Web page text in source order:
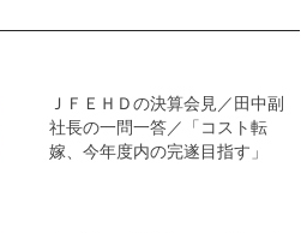
ＪＦＥＨＤの決算会見／田中副
社長の一問一答／「コスト転
嫁、今年度内の完遂目指す」